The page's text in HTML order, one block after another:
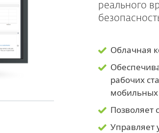
реального
Облачная
рабочих
мобильных
Позволяет
Управляет